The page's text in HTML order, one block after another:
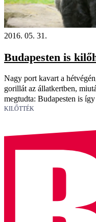
2016. 05. 31.
Budapesten is
Nagy port kavart a
gorillát az állatkertben,
megtudta: Budapesten is
KILŐTTÉK